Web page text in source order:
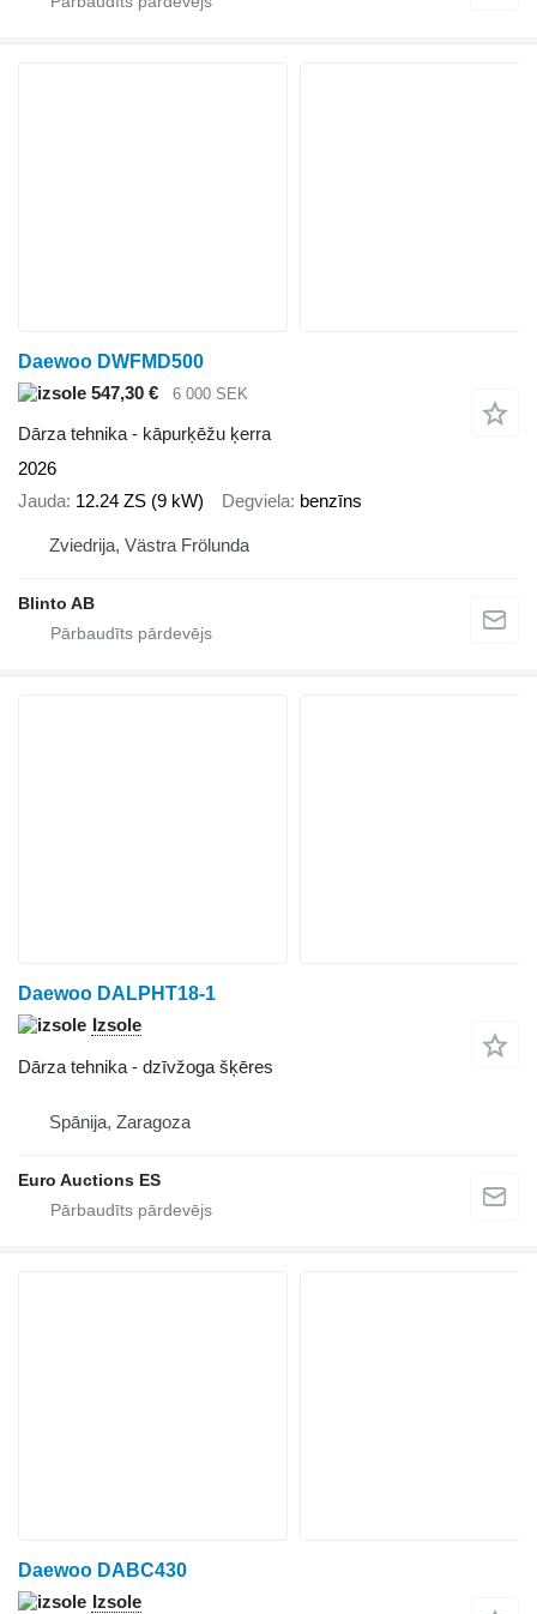
Daewoo DWFMD500
547,30 €
6 000 SEK
Dārza tehnika - kāpurķēžu ķerra
2026
Jauda 12.24 ZS (9 kW) Degviela benzīns
Zviedrija, Västra Frölunda
Blinto AB
Daewoo DALPHT18-1
Izsole
Dārza tehnika - dzīvžoga šķēres
Spānija, Zaragoza
Euro Auctions ES
Daewoo DABC430
Izsole